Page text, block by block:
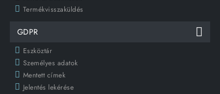
Termékvisszaküldés
GDPR
Eszköztár
Személyes adatok
Mentett címek
Jelentés lekérése